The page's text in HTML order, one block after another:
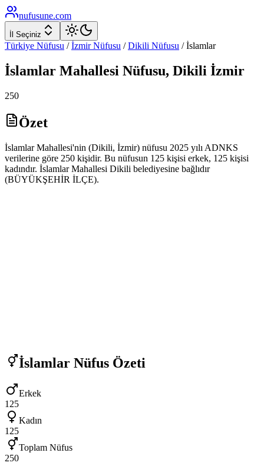
nufusune.com
İl Seçiniz
Türkiye Nüfusu / İzmirNüfusu / Dikili Nüfusu /İslamlar
İslamlar Mahallesi Nüfusu, Dikili İzmir
250
Özet
İslamlar Mahallesi'nin (Dikili, İzmir) nüfusu 2025 yılı ADNKS
verilerine göre 250 kişidir. Bu nüfusun 125 kişisi erkek, 125 kişisi
kadındır. İslamlar Mahallesi Dikili belediyesine bağlıdır
(BÜYÜKŞEHİR İLÇE).
İslamlar Nüfus Özeti
Erkek
125
Kadın
125
Toplam Nüfus
250